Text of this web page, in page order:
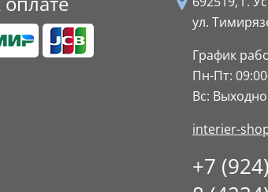
ул.
График
Пн-Пт:
Вс:
interier-
+7